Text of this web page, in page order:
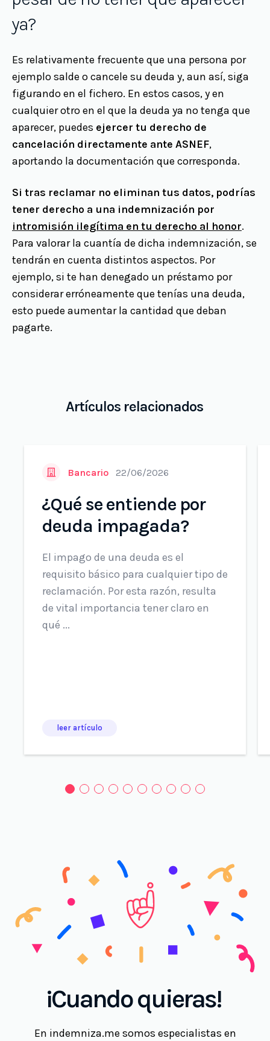
ya?
Es relativamente frecuente que una persona por
ejemplo salde o cancele su deuda y, aun así, siga
figurando en el fichero. En estos casos, y en
cualquier otro en el que la deuda ya no tenga que
aparecer, puedes ejercer tu derecho de
cancelación directamente ante ASNEF,
aportando la documentación que corresponda.
Si tras reclamar no eliminan tus datos, podrías
tener derecho a una indemnización por
intromisión ilegítima en tu derecho al honor.
Para valorar la cuantía de dicha indemnización, se
tendrán en cuenta distintos aspectos. Por
ejemplo, si te han denegado un préstamo por
considerar erróneamente que tenías una deuda,
esto puede aumentar la cantidad que deban
pagarte.
Artículos relacionados
Bancario 22/06/2026
¿Qué se entiende por
deuda impagada?
El impago de una deuda es el
requisito básico para cualquier tipo de
reclamación. Por esta razón, resulta
de vital importancia tener claro en
qué ...
leer artículo
¡Cuando quieras!
En indemniza.me somos especialistas en